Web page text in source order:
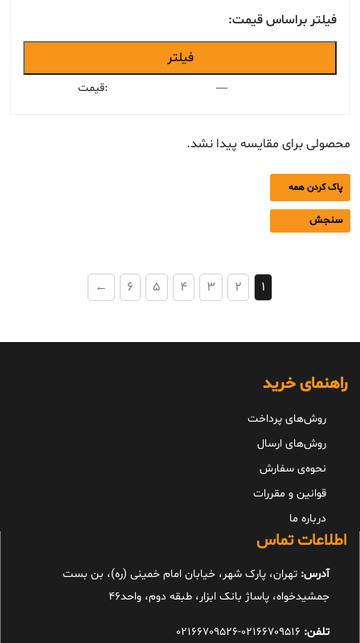
فیلتر براساس قیمت:
فیلتر
قیمت: —
محصولی برای مقایسه پیدا نشد.
پاک کردن همه
سنجش
1
2
3
4
5
6
←
راهنمای خرید
روش‌های پرداخت
روش‌های ارسال
نحوه‌ی سفارش
قوانین و مقررات
درباره ما
اطلاعات تماس
آدرس: تهران، پارک شهر، خیابان امام خمینی (ره)، بن بست
جمشیدخواه، پاساژ بانک ابزار، طبقه دوم، واحد46
تلفن: